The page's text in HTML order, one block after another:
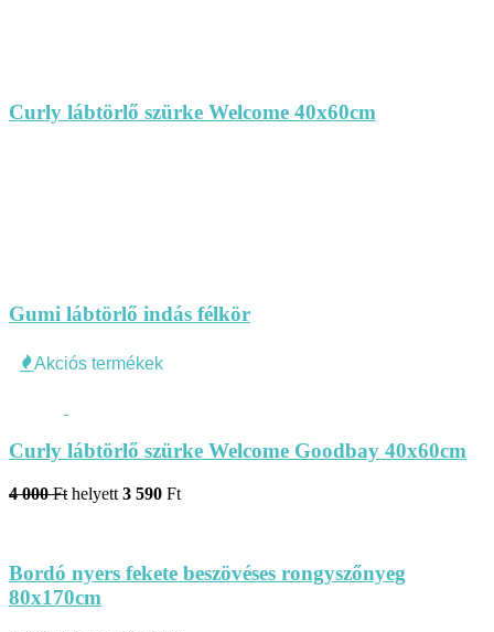
Curly lábtörlő szürke Welcome 40x60cm
Gumi lábtörlő indás félkör
Akciós termékek
Curly lábtörlő szürke Welcome Goodbay 40x60cm
4 000 Ft helyett 3 590 Ft
Bordó nyers fekete beszövéses rongyszőnyeg
80x170cm